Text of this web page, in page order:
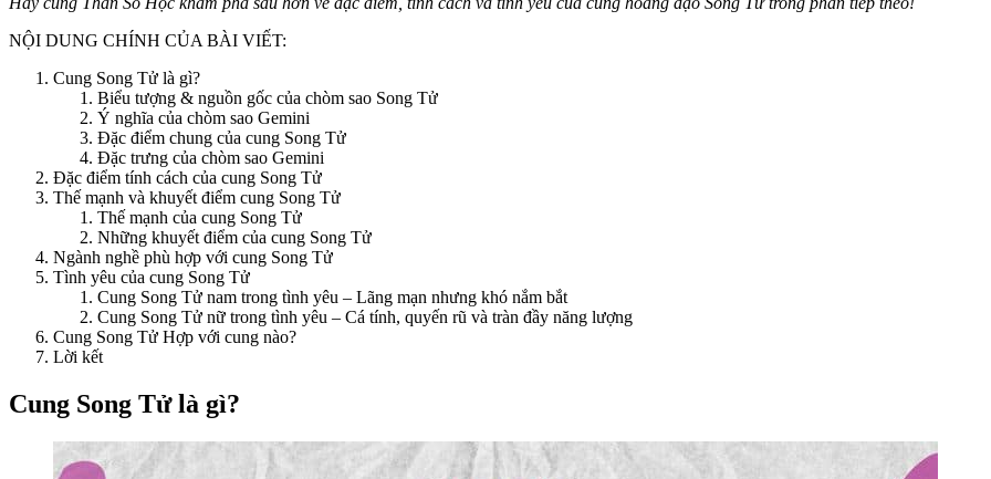
NỘI DUNG CHÍNH CỦA BÀI VIẾT:
Cung Song Tử là gì?
Biểu tượng & nguồn gốc của chòm sao Song Tử
Ý nghĩa của chòm sao Gemini
Đặc điểm chung của cung Song Tử
Đặc trưng của chòm sao Gemini
Đặc điểm tính cách của cung Song Tử
Thế mạnh và khuyết điểm cung Song Tử
Thế mạnh của cung Song Tử
Những khuyết điểm của cung Song Tử
Ngành nghề phù hợp với cung Song Tử
Tình yêu của cung Song Tử
Cung Song Tử nam trong tình yêu – Lãng mạn nhưng khó nắm bắt
Cung Song Tử nữ trong tình yêu – Cá tính, quyến rũ và tràn đầy năng lượng
Cung Song Tử Hợp với cung nào?
Lời kết
Cung Song Tử là gì?